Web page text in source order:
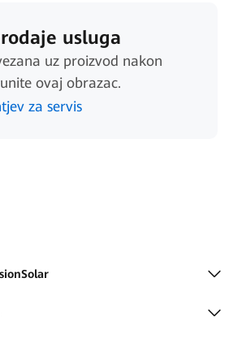
usluga
uz proizvod nakon
ovaj obrazac.
za servis